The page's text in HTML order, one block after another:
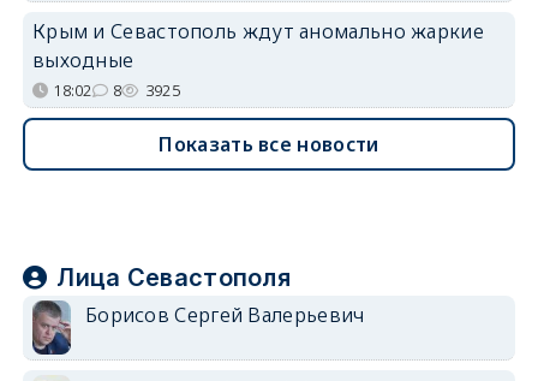
Крым и Севастополь ждут аномально жаркие
выходные
18:02 8 3925
Показать все новости
Лица Севастополя
Борисов Сергей Валерьевич